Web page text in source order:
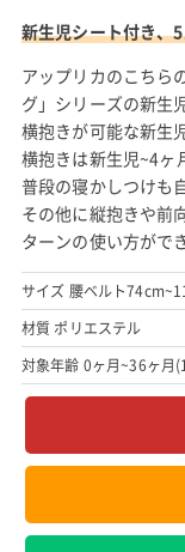
新生児シート付き、
アップリカのこちら
グ」シリーズの新生
横抱きが可能な新生
横抱きは新生児~4ヶ
普段の寝かしつけも
その他に縦抱きや前
ターンの使い方がで
サイズ 腰ベルト
材質 ポリエステル
対象年齢 0ヶ月~36ヶ月